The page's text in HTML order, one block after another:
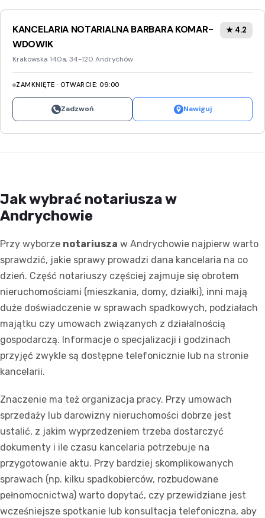
KANCELARIA NOTARIALNA BARBARA KOMAR-
WDOWIK
Krakowska 140a, 34-120 Andrychów
★ 4.2
ZAMKNIĘTE · OTWARCIE: 09:00
Zadzwoń Nawiguj
Jak wybrać notariusza w
Andrychowie
Przy wyborze notariusza w Andrychowie najpierw warto
sprawdzić, jakie sprawy prowadzi dana kancelaria na co
dzień. Część notariuszy częściej zajmuje się obrotem
nieruchomościami (mieszkania, domy, działki), inni mają
duże doświadczenie w sprawach spadkowych, podziałach
majątku czy umowach związanych z działalnością
gospodarczą. Informacje o specjalizacji i godzinach
przyjęć zwykle są dostępne telefonicznie lub na stronie
kancelarii.
Znaczenie ma też organizacja pracy. Przy umowach
sprzedaży lub darowizny nieruchomości dobrze jest
ustalić, z jakim wyprzedzeniem trzeba dostarczyć
dokumenty i ile czasu kancelaria potrzebuje na
przygotowanie aktu. Przy bardziej skomplikowanych
sprawach (np. kilku spadkobierców, rozbudowane
pełnomocnictwa) warto dopytać, czy przewidziane jest
wcześniejsze spotkanie lub konsultacja telefoniczna, aby